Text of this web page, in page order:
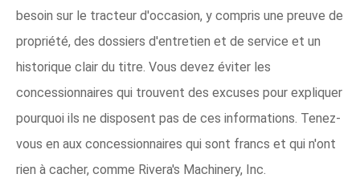
besoin sur le tracteur d'occasion, y compris une preuve de
propriété, des dossiers d'entretien et de service et un
historique clair du titre. Vous devez éviter les
concessionnaires qui trouvent des excuses pour expliquer
pourquoi ils ne disposent pas de ces informations. Tenez-
vous en aux concessionnaires qui sont francs et qui n'ont
rien à cacher, comme Rivera's Machinery, Inc.